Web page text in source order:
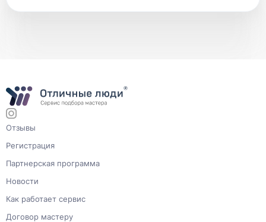
Отзывы
Регистрация
Партнерская программа
Новости
Как работает сервис
Договор мастеру